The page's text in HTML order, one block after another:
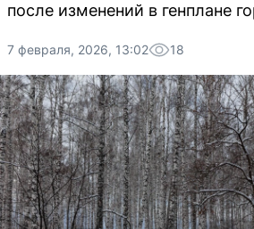
после изменений в генплане
7 февраля, 2026, 13:02 18